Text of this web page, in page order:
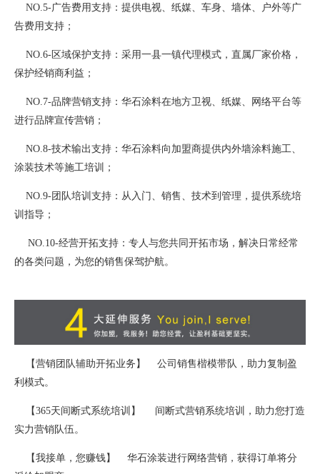
NO.5-广告费用支持：提供电视、纸媒、车身、墙体、户外等广
告费用支持；
NO.6-区域保护支持：采用一县一镇代理模式，直属厂家价格，
保护经销商利益；
NO.7-品牌营销支持：华石涂料在地方卫视、纸媒、网络平台等
进行品牌宣传营销；
NO.8-技术输出支持：华石涂料向加盟商提供内外墙涂料施工、
涂装技术等施工培训；
NO.9-团队培训支持：从入门、销售、技术到管理，提供系统培
训指导；
NO.10-经营开拓支持：专人与您共同开拓市场，解决日常经常
的各类问题，为您的销售保驾护航。
【营销团队辅助开拓业务】 公司销售楷模带队，助力复制盈
利模式。
【365天间断式系统培训】 间断式营销系统培训，助力您打造
实力营销队伍。
【我接单，您赚钱】 华石涂装进行网络营销，获得订单将分